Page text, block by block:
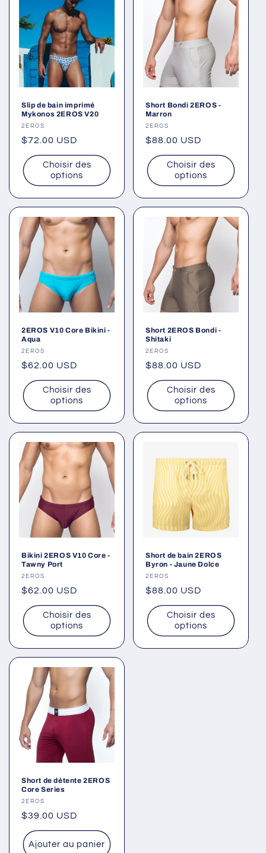
Slip de bain imprimé
Mykonos 2EROS V20
Fournisseur :
2EROS
Prix
habituel
$72.00 USD
Choisir des
options
Short Bondi 2EROS -
Marron
Fournisseur :
2EROS
Prix
habituel
$88.00 USD
Choisir des
options
2EROS V10 Core Bikini -
Aqua
Fournisseur :
2EROS
Prix
habituel
$62.00 USD
Choisir des
options
Short 2EROS Bondi -
Shitaki
Fournisseur :
2EROS
Prix
habituel
$88.00 USD
Choisir des
options
Bikini 2EROS V10 Core -
Tawny Port
Fournisseur :
2EROS
Prix
habituel
$62.00 USD
Choisir des
options
Short de bain 2EROS
Byron - Jaune Dolce
Fournisseur :
2EROS
Prix
habituel
$88.00 USD
Choisir des
options
Short de détente 2EROS
Core Series
Fournisseur :
2EROS
Prix
habituel
$39.00 USD
Ajouter au panier